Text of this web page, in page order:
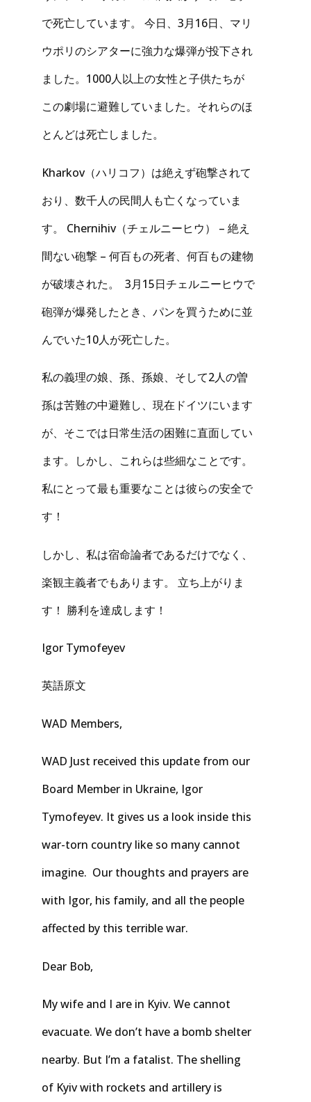
で死亡しています。 今日、3月16日、マリ
ウポリのシアターに強力な爆弾が投下され
ました。1000人以上の女性と子供たちが
この劇場に避難していました。それらのほ
とんどは死亡しました。
Kharkov（ハリコフ）は絶えず砲撃されて
おり、数千人の民間人も亡くなっていま
す。 Chernihiv（チェルニーヒウ） – 絶え
間ない砲撃 – 何百もの死者、何百もの建物
が破壊された。 3月15日チェルニーヒウで
砲弾が爆発したとき、パンを買うために並
んでいた10人が死亡した。
私の義理の娘、孫、孫娘、そして2人の曽
孫は苦難の中避難し、現在ドイツにいます
が、そこでは日常生活の困難に直面してい
ます。しかし、これらは些細なことです。
私にとって最も重要なことは彼らの安全で
す！
しかし、私は宿命論者であるだけでなく、
楽観主義者でもあります。 立ち上がりま
す！ 勝利を達成します！
Igor Tymofeyev
英語原文
WAD Members,
WAD Just received this update from our
Board Member in Ukraine, Igor
Tymofeyev. It gives us a look inside this
war-torn country like so many cannot
imagine. Our thoughts and prayers are
with Igor, his family, and all the people
affected by this terrible war.
Dear Bob,
My wife and I are in Kyiv. We cannot
evacuate. We don’t have a bomb shelter
nearby. But I’m a fatalist. The shelling
of Kyiv with rockets and artillery is